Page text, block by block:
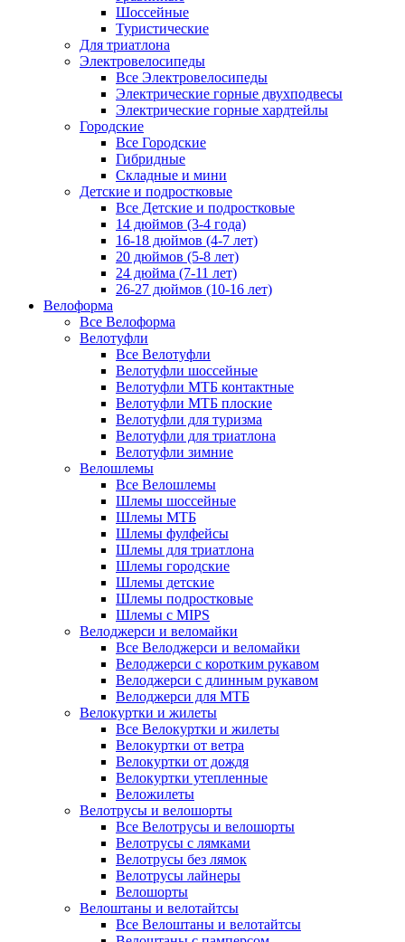
Шоссейные
Туристические
Для триатлона
Электровелосипеды
Все Электровелосипеды
Электрические горные двухподвесы
Электрические горные хардтейлы
Городские
Все Городские
Гибридные
Складные и мини
Детские и подростковые
Все Детские и подростковые
14 дюймов (3-4 года)
16-18 дюймов (4-7 лет)
20 дюймов (5-8 лет)
24 дюйма (7-11 лет)
26-27 дюймов (10-16 лет)
Велоформа
Все Велоформа
Велотуфли
Все Велотуфли
Велотуфли шоссейные
Велотуфли МТБ контактные
Велотуфли МТБ плоские
Велотуфли для туризма
Велотуфли для триатлона
Велотуфли зимние
Велошлемы
Все Велошлемы
Шлемы шоссейные
Шлемы МТБ
Шлемы фулфейсы
Шлемы для триатлона
Шлемы городские
Шлемы детские
Шлемы подростковые
Шлемы с MIPS
Велоджерси и веломайки
Все Велоджерси и веломайки
Велоджерси с коротким рукавом
Велоджерси с длинным рукавом
Велоджерси для МТБ
Велокуртки и жилеты
Все Велокуртки и жилеты
Велокуртки от ветра
Велокуртки от дождя
Велокуртки утепленные
Веложилеты
Велотрусы и велошорты
Все Велотрусы и велошорты
Велотрусы с лямками
Велотрусы без лямок
Велотрусы лайнеры
Велошорты
Велоштаны и велотайтсы
Все Велоштаны и велотайтсы